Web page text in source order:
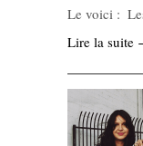
Le voici :
Lire la suite